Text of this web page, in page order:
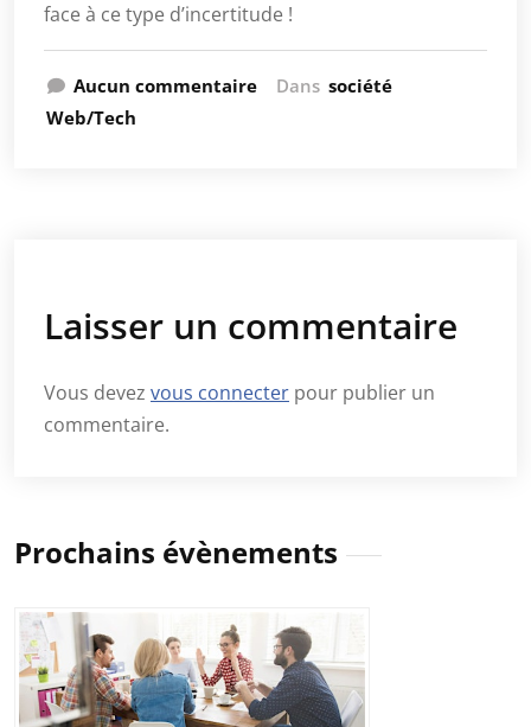
face à ce type d’incertitude !
Aucun commentaire Dans société
Web/Tech
Laisser un commentaire
Vous devez vous connecter pour publier un
commentaire.
Prochains évènements